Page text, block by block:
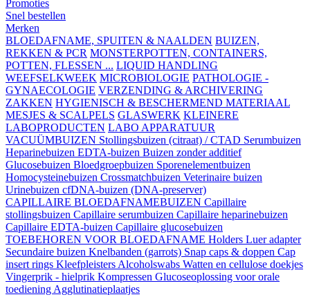
Promoties
Snel bestellen
Merken
BLOEDAFNAME, SPUITEN & NAALDEN BUIZEN,
REKKEN & PCR MONSTERPOTTEN, CONTAINERS,
POTTEN, FLESSEN ... LIQUID HANDLING
WEEFSELKWEEK MICROBIOLOGIE PATHOLOGIE -
GYNAECOLOGIE VERZENDING & ARCHIVERING
ZAKKEN HYGIENISCH & BESCHERMEND MATERIAAL
MESJES & SCALPELS GLASWERK KLEINERE
LABOPRODUCTEN LABO APPARATUUR
VACUÜMBUIZEN Stollingsbuizen (citraat) / CTAD Serumbuizen
Heparinebuizen EDTA-buizen Buizen zonder additief
Glucosebuizen Bloedgroepbuizen Sporenelementbuizen
Homocysteinebuizen Crossmatchbuizen Veterinaire buizen
Urinebuizen cfDNA-buizen (DNA-preserver)
CAPILLAIRE BLOEDAFNAMEBUIZEN Capillaire
stollingsbuizen Capillaire serumbuizen Capillaire heparinebuizen
Capillaire EDTA-buizen Capillaire glucosebuizen
TOEBEHOREN VOOR BLOEDAFNAME Holders Luer adapter
Secundaire buizen Knelbanden (garrots) Snap caps & doppen Cap
insert rings Kleefpleisters Alcoholswabs Watten en cellulose doekjes
Vingerprik - hielprik Kompressen Glucoseoplossing voor orale
toediening Agglutinatieplaatjes